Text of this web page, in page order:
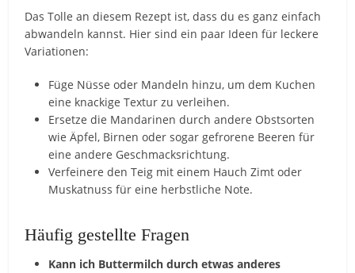
Das Tolle an diesem Rezept ist, dass du es ganz einfach
abwandeln kannst. Hier sind ein paar Ideen für leckere
Variationen:
Füge Nüsse oder Mandeln hinzu, um dem Kuchen
eine knackige Textur zu verleihen.
Ersetze die Mandarinen durch andere Obstsorten
wie Äpfel, Birnen oder sogar gefrorene Beeren für
eine andere Geschmacksrichtung.
Verfeinere den Teig mit einem Hauch Zimt oder
Muskatnuss für eine herbstliche Note.
Häufig gestellte Fragen
Kann ich Buttermilch durch etwas anderes